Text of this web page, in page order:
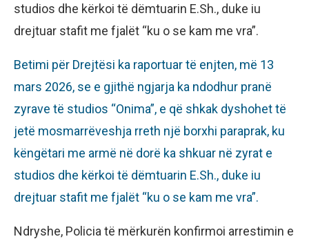
studios dhe kërkoi të dëmtuarin E.Sh., duke iu
drejtuar stafit me fjalët “ku o se kam me vra”.
Betimi për Drejtësi ka raportuar të enjten, më 13
mars 2026, se e gjithë ngjarja ka ndodhur pranë
zyrave të studios “Onima”, e që shkak dyshohet të
jetë mosmarrëveshja rreth një borxhi paraprak, ku
këngëtari me armë në dorë ka shkuar në zyrat e
studios dhe kërkoi të dëmtuarin E.Sh., duke iu
drejtuar stafit me fjalët “ku o se kam me vra”.
Ndryshe, Policia të mërkurën konfirmoi arrestimin e